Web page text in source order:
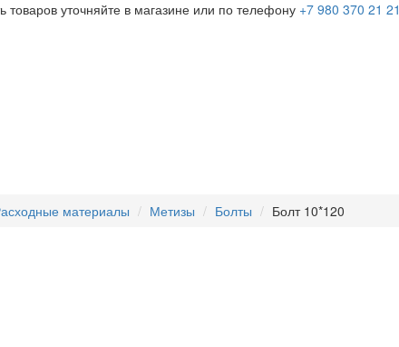
товаров уточняйте в магазине или по телефону +7 980 370 21 21
материалы Метизы Болты Болт 10*120